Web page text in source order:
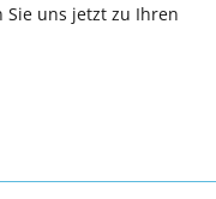
Sie uns jetzt zu Ihren